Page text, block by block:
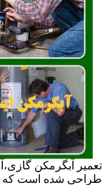
تعمیر آبگرمکن